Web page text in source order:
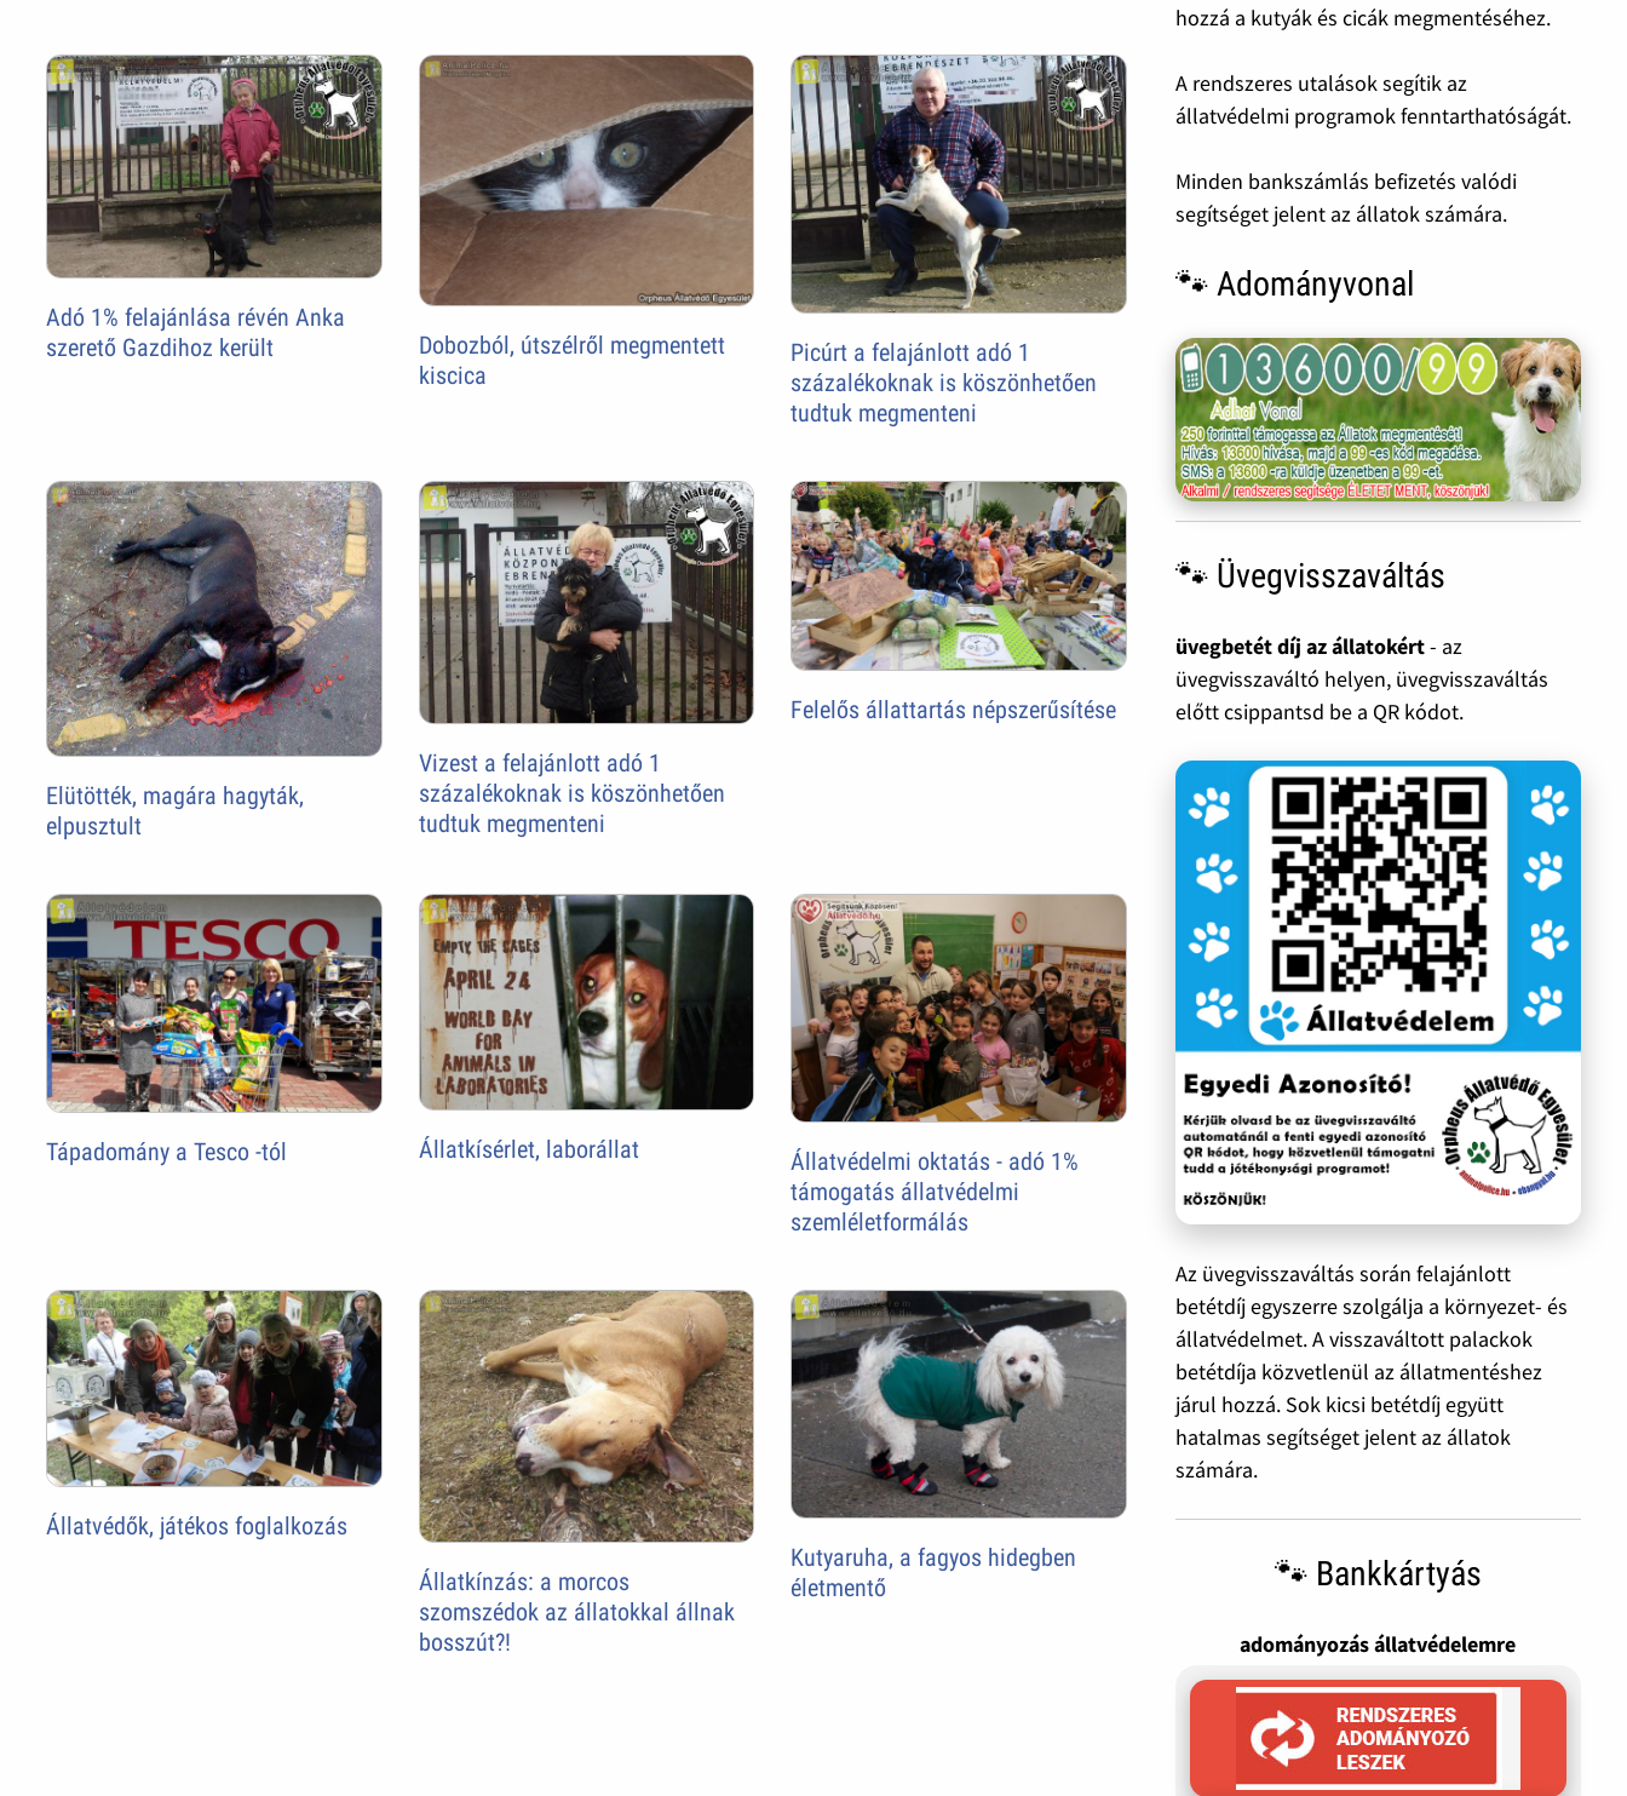
Adó 1% felajánlása révén Anka
szerető Gazdihoz került
Dobozból, útszélről megmentett
kiscica
Picúrt a felajánlott adó 1
százalékoknak is köszönhetően
tudtuk megmenteni
Elütötték, magára hagyták,
elpusztult
Vizest a felajánlott adó 1
százalékoknak is köszönhetően
tudtuk megmenteni
Felelős állattartás népszerűsítése
Tápadomány a Tesco -tól Állatkísérlet, laborállat
Állatvédelmi oktatás - adó 1%
támogatás állatvédelmi
szemléletformálás
Állatvédők, játékos foglalkozás
Állatkínzás: a morcos
szomszédok az állatokkal állnak
bosszút?!
Kutyaruha, a fagyos hidegben
életmentő
hozzá a kutyák és cicák megmentéséhez.
A rendszeres utalások segítik az
állatvédelmi programok fenntarthatóságát.
Minden bankszámlás befizetés valódi
segítséget jelent az állatok számára.
🐾 Adományvonal
🐾 Üvegvisszaváltás
üvegbetét díj az állatokért- az
üvegvisszaváltó helyen, üvegvisszaváltás
előtt csippantsd be a QR kódot.
Az üvegvisszaváltás során felajánlott
betétdíj egyszerre szolgálja a környezet- és
állatvédelmet. A visszaváltott palackok
betétdíja közvetlenül az állatmentéshez
járul hozzá. Sok kicsi betétdíj együtt
hatalmas segítséget jelent az állatok
számára.
🐾 Bankkártyás
adományozás állatvédelemre